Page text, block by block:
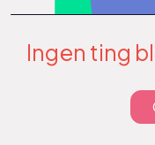
Ingen ting